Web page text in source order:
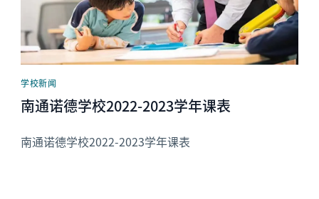
学校新闻
南通诺德学校2022-2023学年课表
南通诺德学校2022-2023学年课表